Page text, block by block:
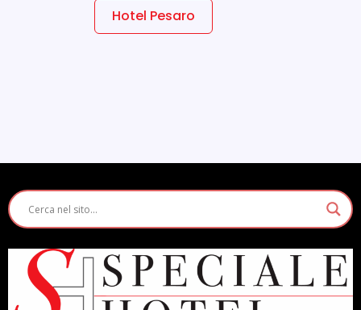
Hotel Pesaro